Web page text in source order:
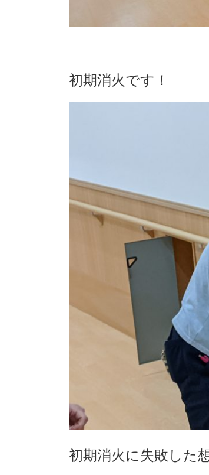
初期消火です！
初期消火に失敗した